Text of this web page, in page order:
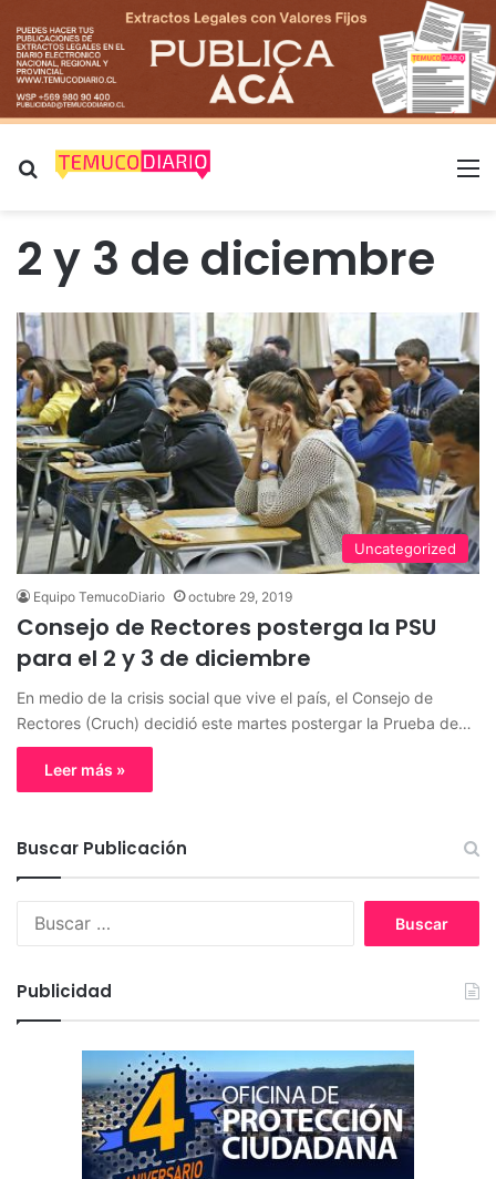
Buscar por
2 y 3 de diciembre
Uncategorized
Equipo TemucoDiario octubre 29, 2019
Consejo de Rectores posterga la PSU
para el 2 y 3 de diciembre
En medio de la crisis social que vive el país, el Consejo de
Rectores (Cruch) decidió este martes postergar la Prueba de…
Leer más »
Buscar Publicación
:
Publicidad